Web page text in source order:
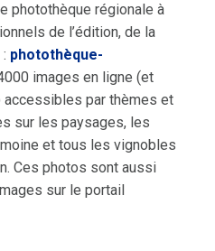
photothèque régionale à
de l’édition, de la
photothèque-
images en ligne (et
accessibles par thèmes et
sur les paysages, les
et tous les vignobles
Ces photos sont aussi
sur le portail